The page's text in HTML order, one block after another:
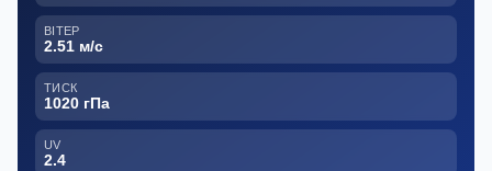
ВІТЕР
2.51 м/с
ТИСК
1020 гПа
UV
2.4